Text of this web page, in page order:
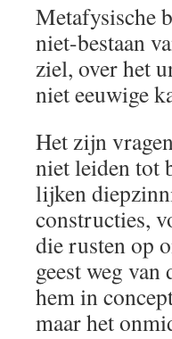
Metafysische
niet-bestaan
ziel, over het
niet eeuwige
Het zijn
niet leiden tot
lijken
constructies,
die rusten op
geest weg
hem in
maar het